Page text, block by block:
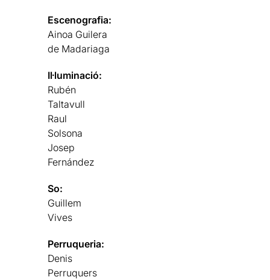
Escenografia:
Ainoa Guilera
de Madariaga
Il·luminació:
Rubén
Taltavull
Raul
Solsona
Josep
Fernández
So:
Guillem
Vives
Perruqueria:
Denis
Perruquers